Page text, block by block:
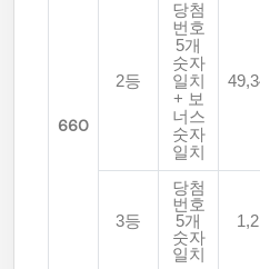
660
2등
당첨
번호
5개
숫자
일치
+ 보
너스
숫자
일치
3등
당첨
번호
5개
숫자
일치